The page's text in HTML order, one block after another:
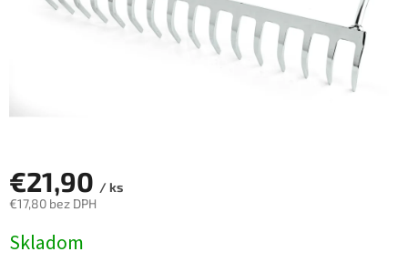
€21,90 / ks
€17,80 bez DPH
cena:
Skladom